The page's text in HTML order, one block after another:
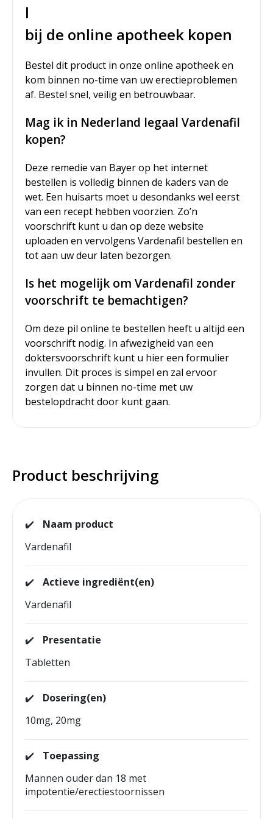
l
bij de online apotheek kopen
Bestel dit product in onze online apotheek en
kom binnen no-time van uw erectieproblemen
af. Bestel snel, veilig en betrouwbaar.
Mag ik in Nederland legaal Vardenafil
kopen?
Deze remedie van Bayer op het internet
bestellen is volledig binnen de kaders van de
wet. Een huisarts moet u desondanks wel eerst
van een recept hebben voorzien. Zo’n
voorschrift kunt u dan op deze website
uploaden en vervolgens Vardenafil bestellen en
tot aan uw deur laten bezorgen.
Is het mogelijk om Vardenafil zonder
voorschrift te bemachtigen?
Om deze pil online te bestellen heeft u altijd een
voorschrift nodig. In afwezigheid van een
doktersvoorschrift kunt u hier een formulier
invullen. Dit proces is simpel en zal ervoor
zorgen dat u binnen no-time met uw
bestelopdracht door kunt gaan.
Product beschrijving
✔️
Naam product
Vardenafil
✔️
Actieve ingrediënt(en)
Vardenafil
✔️
Presentatie
Tabletten
✔️
Dosering(en)
10mg, 20mg
✔️
Toepassing
Mannen ouder dan 18 met
impotentie/erectiestoornissen